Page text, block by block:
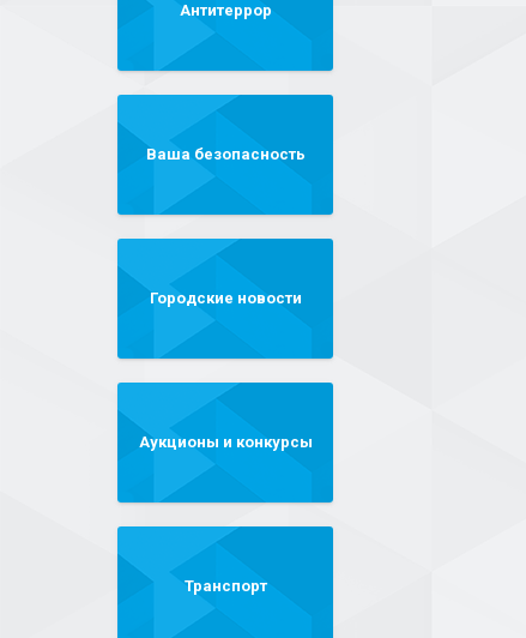
Антитеррор
Ваша безопасность
Городские новости
Аукционы и конкурсы
Транспорт